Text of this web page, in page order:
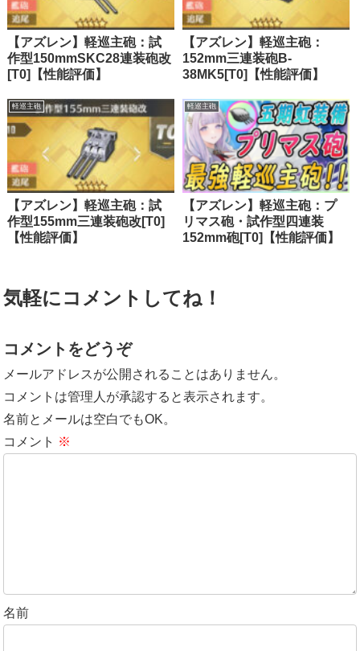
【アズレン】軽巡主砲：試
作型150mmSKC28連装砲改
[T0]【性能評価】
【アズレン】軽巡主砲：
152mm三連装砲B-
38MK5[T0]【性能評価】
軽巡主砲
【アズレン】軽巡主砲：試
作型155mm三連装砲改[T0]
【性能評価】
軽巡主砲
【アズレン】軽巡主砲：プ
リマス砲・試作型四連装
152mm砲[T0]【性能評価】
気軽にコメントしてね！
コメントをどうぞ
メールアドレスが公開されることはありません。
コメントは管理人が承認すると表示されます。
名前とメールは空白でもOK。
コメント ※
名前